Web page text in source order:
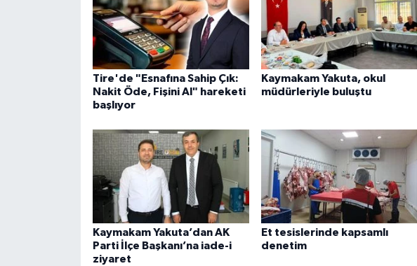
Tire'de "Esnafına Sahip Çık:
Nakit Öde, Fişini Al" hareketi
başlıyor
Kaymakam Yakuta, okul
müdürleriyle buluştu
Kaymakam Yakuta’dan AK
Parti İlçe Başkanı’na iade-i
ziyaret
Et tesislerinde kapsamlı
denetim